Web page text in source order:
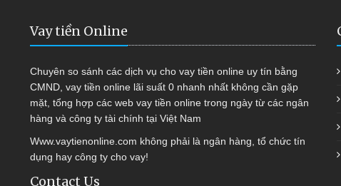
Vay tiền Online
Chuyên so sánh các dịch vụ cho vay tiền online uy tín bằng
CMND, vay tiền online lãi suất 0 nhanh nhất không cần gặp
mặt, tổng hợp các web vay tiền online trong ngày từ các ngân
hàng và công ty tài chính tại Việt Nam
Www.vaytienonline.com không phải là ngân hàng, tổ chức tín
dụng hay công ty cho vay!
Contact Us